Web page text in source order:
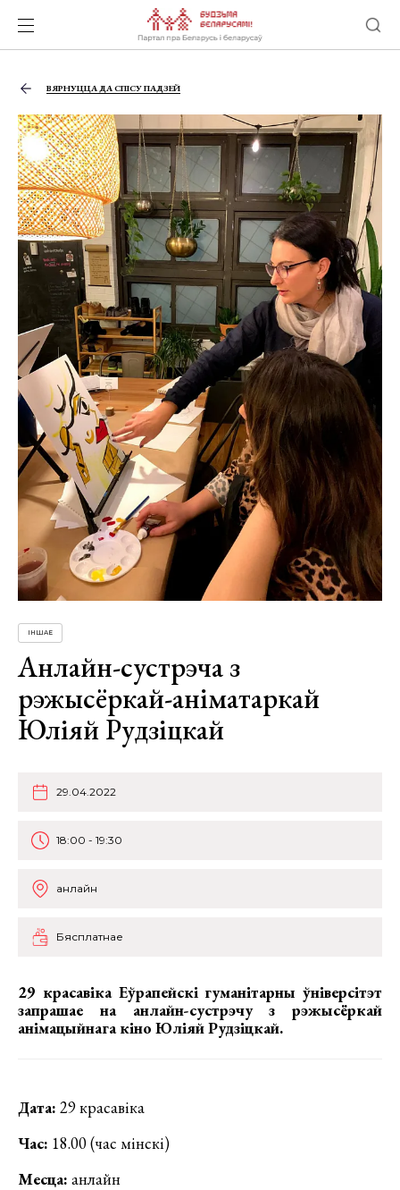
ВЯРНУЦЦА ДА СПІСУ ПАДЗЕЙ
ІНШАЕ
Анлайн-сустрэча з
рэжысёркай-аніматаркай
Юліяй Рудзіцкай
29.04.2022
18:00 - 19:30
анлайн
Бясплатнае
29 красавіка Еўрапейскі гуманітарны ўніверсітэт
запрашае на анлайн-сустрэчу з рэжысёркай
анімацыйнага кіно Юліяй Рудзіцкай.
Дата: 29 красавіка
Час: 18.00 (час мінскі)
Месца: анлайн